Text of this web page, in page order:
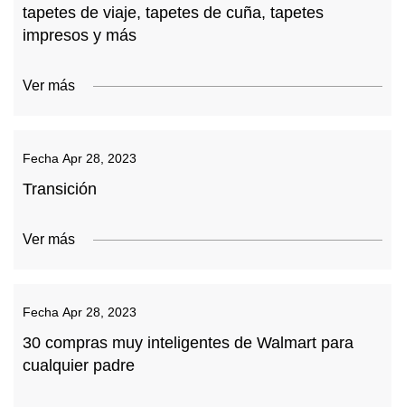
tapetes de viaje, tapetes de cuña, tapetes
impresos y más
Ver más
Fecha Apr 28, 2023
Transición
Ver más
Fecha Apr 28, 2023
30 compras muy inteligentes de Walmart para
cualquier padre